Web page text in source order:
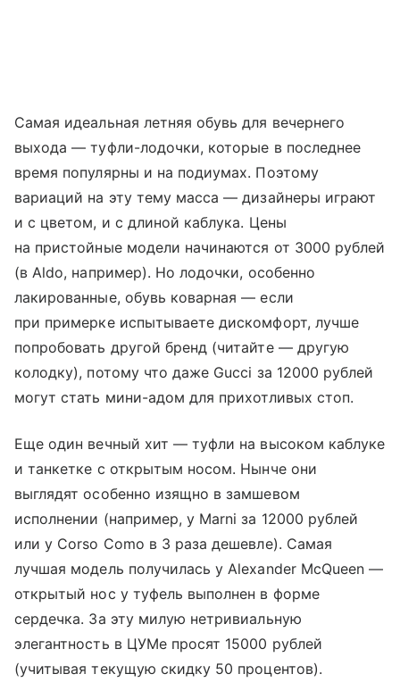
Самая идеальная летняя обувь для вечернего
выхода — туфли-лодочки, которые в последнее
время популярны и на подиумах. Поэтому
вариаций на эту тему масса — дизайнеры играют
и с цветом, и с длиной каблука. Цены
на пристойные модели начинаются от 3000 рублей
(в Aldo, например). Но лодочки, особенно
лакированные, обувь коварная — если
при примерке испытываете дискомфорт, лучше
попробовать другой бренд (читайте — другую
колодку), потому что даже Gucci за 12000 рублей
могут стать мини-адом для прихотливых стоп.
Еще один вечный хит — туфли на высоком каблуке
и танкетке с открытым носом. Нынче они
выглядят особенно изящно в замшевом
исполнении (например, у Marni за 12000 рублей
или у Corso Como в 3 раза дешевле). Самая
лучшая модель получилась у Aleхander McQueen —
открытый нос у туфель выполнен в форме
сердечка. За эту милую нетривиальную
элегантность в ЦУМе просят 15000 рублей
(учитывая текущую скидку 50 процентов).